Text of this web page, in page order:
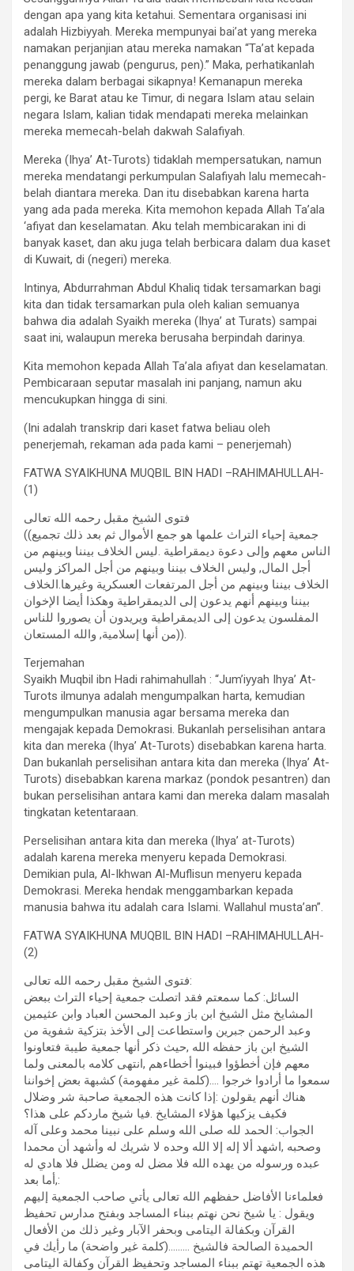
dengan apa yang kita ketahui. Sementara organisasi ini
adalah Hizbiyyah. Mereka mempunyai bai’at yang mereka
namakan perjanjian atau mereka namakan “Ta’at kepada
penanggung jawab (pengurus, pen).” Maka, perhatikanlah
mereka dalam berbagai sikapnya! Kemanapun mereka
pergi, ke Barat atau ke Timur, di negara Islam atau selain
negara Islam, kalian tidak mendapati mereka melainkan
mereka memecah-belah dakwah Salafiyah.
Mereka (Ihya’ At-Turots) tidaklah mempersatukan, namun
mereka mendatangi perkumpulan Salafiyah lalu memecah-
belah diantara mereka. Dan itu disebabkan karena harta
yang ada pada mereka. Kita memohon kepada Allah Ta’ala
‘afiyat dan keselamatan. Aku telah membicarakan ini di
banyak kaset, dan aku juga telah berbicara dalam dua kaset
di Kuwait, di (negeri) mereka.
Intinya, Abdurrahman Abdul Khaliq tidak tersamarkan bagi
kita dan tidak tersamarkan pula oleh kalian semuanya
bahwa dia adalah Syaikh mereka (Ihya’ at Turats) sampai
saat ini, walaupun mereka berusaha berpindah darinya.
Kita memohon kepada Allah Ta’ala afiyat dan keselamatan.
Pembicaraan seputar masalah ini panjang, namun aku
mencukupkan hingga di sini.
(Ini adalah transkrip dari kaset fatwa beliau oleh
penerjemah, rekaman ada pada kami – penerjemah)
FATWA SYAIKHUNA MUQBIL BIN HADI –RAHIMAHULLAH-
(1)
فتوى الشيخ مقبل رحمه الله تعالى
((جمعية إحياء التراث علمها هو جمع الأموال ثم بعد ذلك تجميع
الناس معهم وإلى دعوة ديمقراطية .ليس الخلاف بيننا وبينهم من
أجل المال, وليس الخلاف بيننا وبينهم من أجل المراكز وليس
الخلاف بيننا وبينهم من أجل المرتفعات العسكرية وغيرها.الخلاف
بيننا وبينهم أنهم يدعون إلى الديمقراطية وهكذا أيضا الإخوان
المفلسون يدعون إلى الديمقراطية ويريدون أن يصوروا للناس
من أنها إسلامية, والله المستعان)).
Terjemahan
Syaikh Muqbil ibn Hadi rahimahullah : “Jum’iyyah Ihya’ At-
Turots ilmunya adalah mengumpalkan harta, kemudian
mengumpulkan manusia agar bersama mereka dan
mengajak kepada Demokrasi. Bukanlah perselisihan antara
kita dan mereka (Ihya’ At-Turots) disebabkan karena harta.
Dan bukanlah perselisihan antara kita dan mereka (Ihya’ At-
Turots) disebabkan karena markaz (pondok pesantren) dan
bukan perselisihan antara kami dan mereka dalam masalah
tingkatan ketentaraan.
Perselisihan antara kita dan mereka (Ihya’ at-Turots)
adalah karena mereka menyeru kepada Demokrasi.
Demikian pula, Al-Ikhwan Al-Muflisun menyeru kepada
Demokrasi. Mereka hendak menggambarkan kepada
manusia bahwa itu adalah cara Islami. Wallahul musta’an”.
FATWA SYAIKHUNA MUQBIL BIN HADI –RAHIMAHULLAH-
(2)
فتوى الشيخ مقبل رحمه الله تعالى:
السائل: كما سمعتم فقد اتصلت جمعية إحياء التراث ببعض
المشايخ مثل الشيخ ابن باز وعبد المحسن العباد وابن عثيمين
وعبد الرحمن جبرين واستطاعت إلى الأخذ بتزكية شفوية من
الشيخ ابن باز حفظه الله ,حيث ذكر أنها جمعية طيبة فتعاونوا
معهم فإن أخطؤوا فبينوا أخطاءهم ,انتهى كلامه بالمعنى ولما
سمعوا ما أرادوا خرجوا ….(كلمة غير مفهومة) كشبهة بعض إخواننا
هناك أنهم يقولون :إذا كانت هذه الجمعية صاحبة شر وضلال
فكيف يزكيها هؤلاء المشايخ .فيا شيخ ماردكم على هذا؟
الجواب: الحمد لله صلى الله وسلم على نبينا محمد وعلى آله
وصحبه ,اشهد ألا إله إلا الله وحده لا شريك له وأشهد أن محمدا
عبده ورسوله من يهده الله فلا مضل له ومن يضلل فلا هادي له
,أما بعد:
فعلماءنا الأفاضل حفظهم الله تعالى يأتي صاحب الجمعية إليهم
ويقول : يا شيخ نحن نهتم ببناء المساجد وبفتح مدارس تحفيظ
القرآن وبكفالة اليتامى وبحفر الآبار وغير ذلك من الأفعال
الحميدة الصالحة فالشيخ ………(كلمة غير واضحة) ما رأيك في
هذه الجمعية تهتم ببناء المساجد وتحفيظ القرآن وكفالة اليتامى